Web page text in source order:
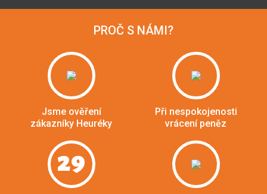
PROČ S NÁMI?
Jsme ověření
zákazníky Heuréky
Při nespokojenosti
vrácení peněz
29